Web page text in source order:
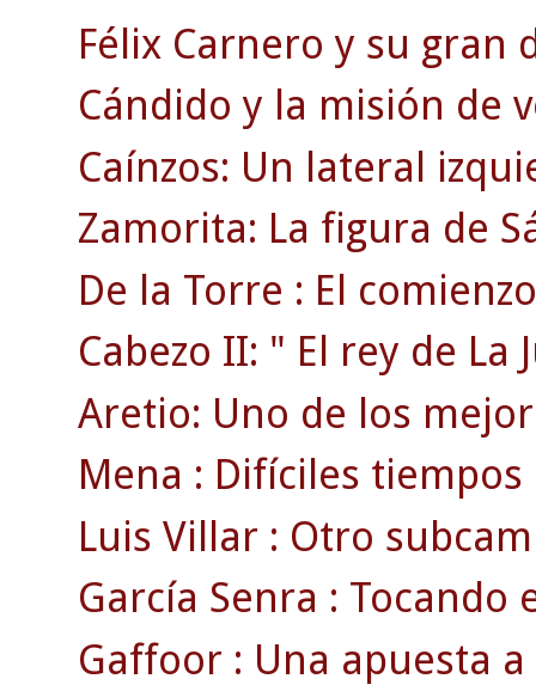
Félix Carnero y su gran
Cándido y la misión de
Caínzos: Un lateral
Zamorita: La figura de
De la Torre : El
Cabezo II: " El rey de La
Aretio: Uno de los
Mena : Difíciles
Luis Villar : Otro
García Senra : Tocando
Gaffoor : Una apuesta